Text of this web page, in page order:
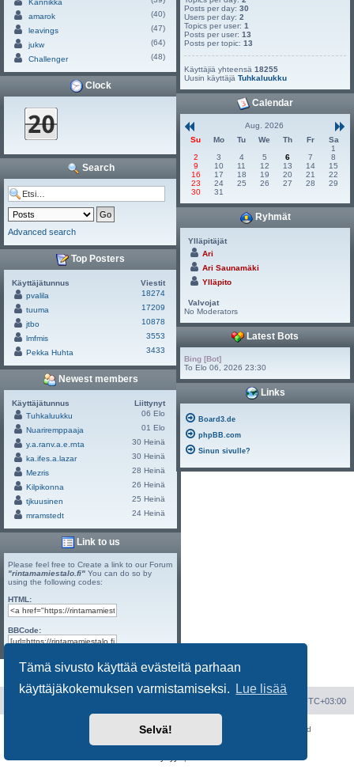
Tämä sivusto käyttää evästeitä parhaan
käyttäjäkokemuksen varmistamiseksi.
Lue lisää
Selvä!
Kannikka
amarok
(40)
leavings
(47)
jukw
(64)
Challenger
(48)
Clock
Search
Advanced search
Top Posters
Käyttäjätunnus
Viestit
pvalila
18274
tuuma
17209
jtbo
10878
lmfmis
3553
Pekka Huhta
3433
Newest members
Käyttäjätunnus
Liittynyt
Tuhkaluukku
06 Elo
Nuariremppaaja
01 Elo
y.a.ranv.a.e.rnta
30 Heinä
ka.ifes.a.lazar
30 Heinä
Mezris
28 Heinä
Kilpikonna
26 Heinä
tjkuusinen
25 Heinä
mramstedt
24 Heinä
Link to us
Please feel free to Create a link to our Forum
"rintamamiestalo.fi" You can do so by
using the following codes:
HTML:
BBCode:
Posts per day:30
Users per day:2
Topics per user:1
Posts per user:13
Posts per topic:13
Käyttäjiä yhteensä18255
Uusin käyttäjäTuhkaluukku
Calendar
Aug. 2026
Su
Mo Tu We Th Fr
Sa
1
2
3 4 5 6 7
8
9
10 11 12 13 14
15
16
17 18 19 20 21
22
23
24 25 26 27 28
29
30
31
Ryhmät
Ylläpitäjät
Ari
Ari Saunamäki
Ylläpito
Valvojat
No Moderators
Latest Bots
Bing [Bot]
To Elo 06, 2026 23:30
Links
Board3.de
phpBB.com
Sinun sivulle?
Powered byBoard3 Portal© 2009 - 2023 Board3 Group
UTC+03:00
Keskustelufoorumin ohjelmistophpBB
® Forum Software © phpBB Limited
Käännös: phpBB Suomi (lurttinen, harritapio, Pettis)